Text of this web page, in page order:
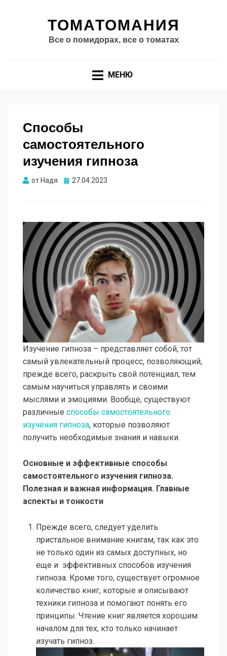
ТОМАТОМАНИЯ
Все о помидорах, все о томатах
МЕНЮ
Способы
самостоятельного
изучения гипноза
от Надя Опубликовано
27.04.2023
Изучение гипноза – представляет собой, тот
самый увлекательный процесс, позволяющий,
прежде всего, раскрыть свой потенциал, тем
самым научиться управлять и своими
мыслями и эмоциями. Вообще, существуют
различные способы самостоятельного
изучения гипноза, которые позволяют
получить необходимые знания и навыки.
Основные и эффективные способы
самостоятельного изучения гипноза.
Полезная и важная информация. Главные
аспекты и тонкости
Прежде всего, следует уделить
пристальное внимание книгам, так как это
не только один из самых доступных, но
еще и эффективных способов изучения
гипноза. Кроме того, существует огромное
количество книг, которые и описывают
техники гипноза и помогают понять его
принципы. Чтение книг является хорошим
началом для тех, кто только начинает
изучать гипноз.